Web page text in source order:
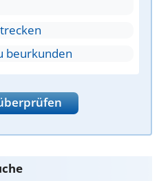
beurkunden